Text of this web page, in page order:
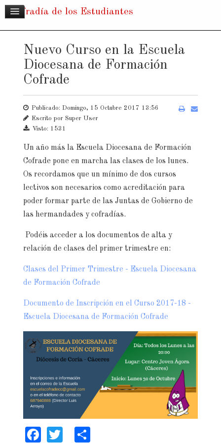
Cofradía de los Estudiantes
Nuevo Curso en la Escuela
Diocesana de Formación
Cofrade
Publicado: Domingo, 15 Octubre 2017 13:56
Escrito por Super User
Visto: 1531
Un año más la Escuela Diocesana de Formación
Cofrade pone en marcha las clases de los lunes.
Os recordamos que un mínimo de dos cursos
lectivos son necesarios como acreditación para
poder formar parte de las Juntas de Gobierno de
las hermandades y cofradías.
Podéis acceder a los documentos de alta y
relación de clases del primer trimestre en:
Clases del Primer Trimestre - Escuela Diocesana
de Formación Cofrade
Documento de Inscripción en el Curso 2017-18 -
Escuela Diocesana de Formación Cofrade
Facebook
Twitter